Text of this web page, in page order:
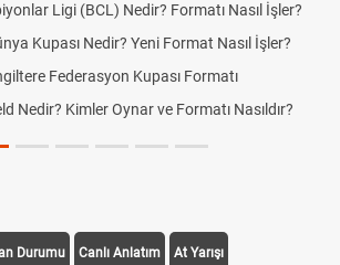
Ligi (BCL) Nedir? Formatı Nasıl İşler?
Kupası Nedir? Yeni Format Nasıl İşler?
Federasyon Kupası Formatı
Nedir? Kimler Oynar ve Formatı Nasıldır?
Durumu Canlı Anlatım At Yarışı